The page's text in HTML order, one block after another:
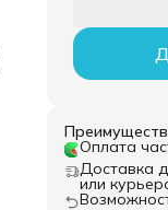
Оплата
Доставка
или